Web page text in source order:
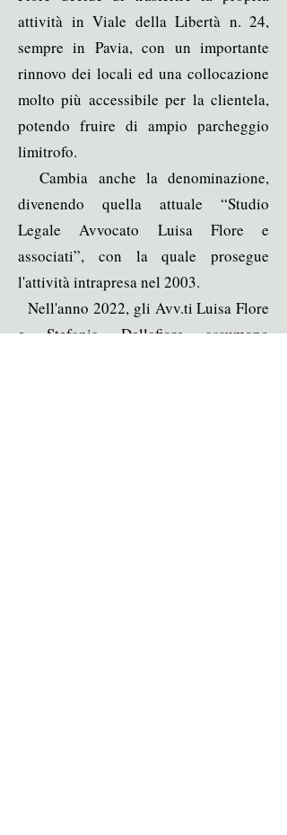
attività in Viale della Libertà n. 24,
sempre in Pavia, con un importante
rinnovo dei locali ed una collocazione
molto più accessibile per la clientela,
potendo fruire di ampio parcheggio
limitrofo.
Cambia anche la denominazione,
divenendo quella attuale “Studio
Legale Avvocato Luisa Flore e
associati”, con la quale prosegue
l'attività intrapresa nel 2003.
Nell'anno 2022, gli Avv.ti Luisa Flore
e Stefania Dellafiore assumono